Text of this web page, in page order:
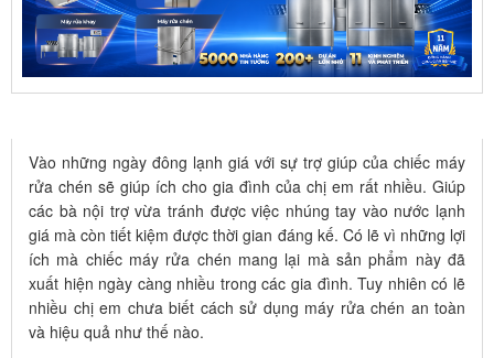
Vào những ngày đông lạnh giá với sự trợ giúp của chiếc máy
rửa chén sẽ giúp ích cho gia đình của chị em rất nhiều. Giúp
các bà nội trợ vừa tránh được việc nhúng tay vào nước lạnh
giá mà còn tiết kiệm được thời gian đáng kế. Có lẽ vì những lợi
ích mà chiếc máy rửa chén mang lại mà sản phẩm này đã
xuất hiện ngày càng nhiều trong các gia đình. Tuy nhiên có lẽ
nhiều chị em chưa biết cách sử dụng máy rửa chén an toàn
và hiệu quả như thế nào.